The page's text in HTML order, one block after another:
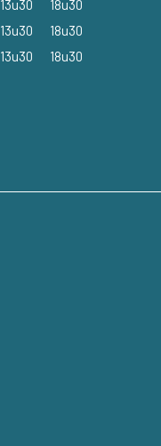
13u30
18u30
13u30
18u30
13u30
18u30